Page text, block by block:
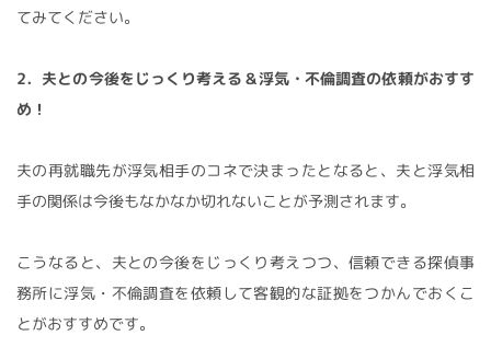
てみてください。
2．夫との今後をじっくり考える＆浮気・不倫調査の依頼がおすす
め！
夫の再就職先が浮気相手のコネで決まったとなると、夫と浮気相
手の関係は今後もなかなか切れないことが予測されます。
こうなると、夫との今後をじっくり考えつつ、信頼できる探偵事
務所に浮気・不倫調査を依頼して客観的な証拠をつかんでおくこ
とがおすすめです。